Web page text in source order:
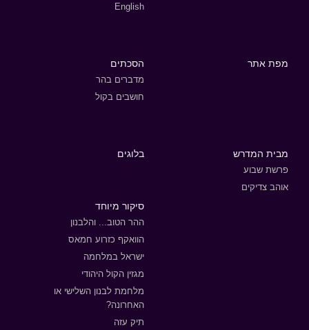
English
מפת אתר הסכתים
מדברים בהר
חושבים בקול
מבית המדרש
פרשת שבוע
אוהב צדיקים
בלוגים
סיקור מיוחד
ההר הטוב... והלבנון
הוואקף כזרוע חמאס
ישראל במלחמה
מגזין הקול היהודי
מלחמת לבנון השלישי או
האחרונה?
תיק עזה